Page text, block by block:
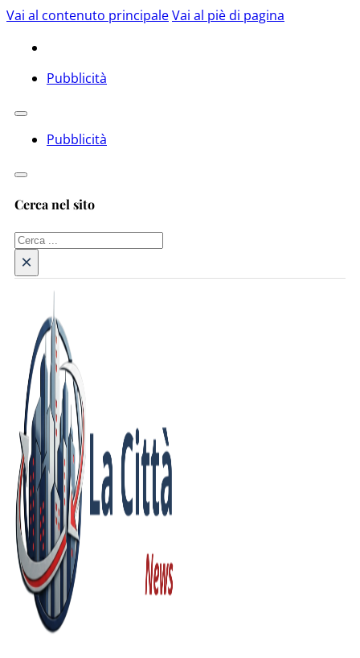
Vai al contenuto principaleVai al piè di pagina
Pubblicità
Pubblicità
Cerca nel sito
Cerca
×